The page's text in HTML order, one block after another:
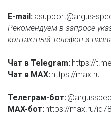
E-mail: asupport@argus-
Рекомендуем в запросе
контактный телефон и
Чат в Telegram: https://
Чат в MAX:https://max.ru
Телеграм-бот:
MAX-бот:https://max.ru/